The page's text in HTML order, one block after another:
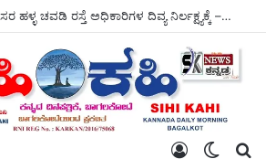
ಕೆಸರು ಗದ್ದೆಯಾದ ಅಗಸರ ಹಳ್ಳ ಚವಡಿ ರಸ್ತೆ ಅಧಿಕಾರಿಗಳ ದಿವ್ಯ ನಿರ್ಲಕ್ಷ್ಯಕ್ಕೆ – ಗ್ರಾಮದ ರೈತರ ತೀವ್ರ ಆಕ್ರೋಶ.
Switch
Log